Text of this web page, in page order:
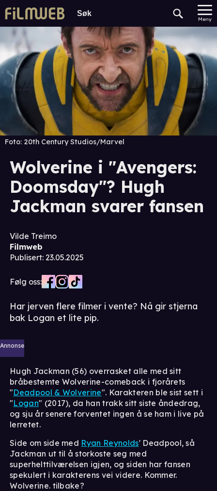
Meny
Foto: 20th Century Studios/Marvel
Wolverine i "Avengers:
Doomsday"? Hugh
Jackman svarer fansen
Vilde Treimo
Filmweb
Publisert: 23.05.2025
Følg oss:
Har jerven flere filmer i vente? Nå gir stjerna
bak Logan et lite pip.
Annonse
Hugh Jackman (56) overrasket alle med sitt
bråbestemte Wolverine-comeback i fjorårets
"Deadpool & Wolverine". Karakteren ble sist sett i
"Logan" (2017), da han trakk sitt siste åndedrag,
og sju år senere forventet ingen å se ham i live på
lerretet.
Side om side med Ryan Reynolds' Deadpool, så
Jackman ut til å storkoste seg med
superhelttilværelsen igjen, og siden har fansen
spekulert i karakterens vei videre. Kommer.
Wolverine. tilbake?